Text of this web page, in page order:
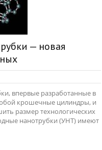
— новая
впервые разработанные в
крошечные цилиндры, и
размер технологических
нанотрубки (УНТ) имеют